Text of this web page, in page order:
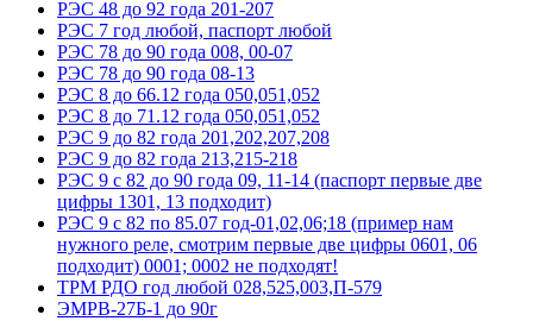
РЭС 48 до 92 года 201-207
РЭС 7 год любой, паспорт любой
РЭС 78 до 90 года 008, 00-07
РЭС 78 до 90 года 08-13
РЭС 8 до 66.12 года 050,051,052
РЭС 8 до 71.12 года 050,051,052
РЭС 9 до 82 года 201,202,207,208
РЭС 9 до 82 года 213,215-218
РЭС 9 с 82 до 90 года 09, 11-14 (паспорт первые две
цифры 1301, 13 подходит)
РЭС 9 с 82 по 85.07 год-01,02,06;18 (пример нам
нужного реле, смотрим первые две цифры 0601, 06
подходит) 0001; 0002 не подходят!
ТРМ РДО год любой 028,525,003,П-579
ЭМРВ-27Б-1 до 90г